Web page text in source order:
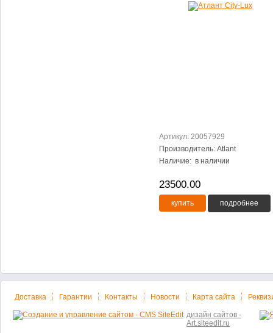
Артикул: 20057929
Производитель: Atlant
Наличие: в наличии
23500.00
купить подробнее
Доставка Гарантии Контакты Новости Карта сайта
дизайн сайтов -
Art.siteedit.ru